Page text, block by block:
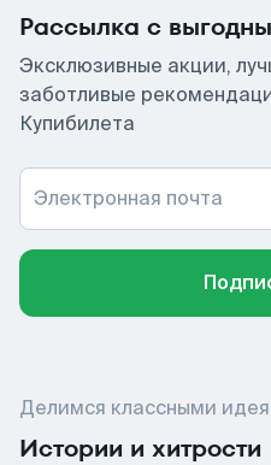
Рассылка с
Эксклюзивные акции,
заботливые
Купибилета
Электронная почта
Делимся классными
Истории и хитрости